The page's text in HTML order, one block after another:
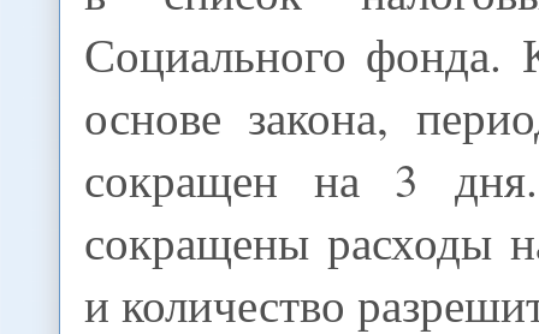
Социального фонда.
основе закона,
сокращен на 3
сокращены расходы
и количество